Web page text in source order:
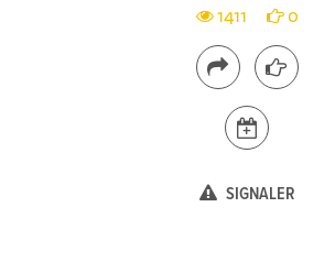
1411 0
SIGNALER